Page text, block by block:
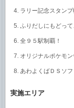
ラリー記念スタン
ふりだしにもどっ
全９５駅制覇！
オリジナルポケモ
あわよくばＤＳソ
実施エリア